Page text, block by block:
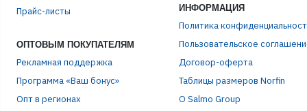
Прайс-листы
ОПТОВЫМ ПОКУПАТЕЛЯМ
Рекламная поддержка
Программа «Ваш бонус»
Опт в регионах
ИНФОРМАЦИЯ
Политика
Пользовательское
Договор-оферта
Таблицы размеров Norfin
О Salmo Group